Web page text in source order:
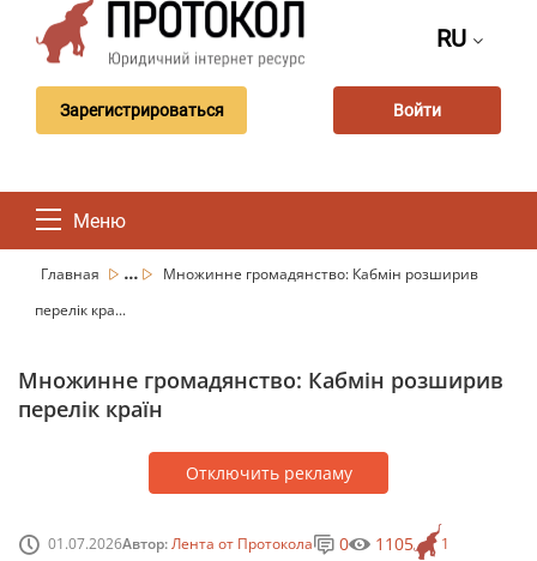
RU
Зарегистрироваться Войти
Меню
Главная ...
Множинне громадянство: Кабмін розширив
перелік кра...
Множинне громадянство: Кабмін розширив
перелік країн
Отключить рекламу
01.07.2026Автор:Лента от Протокола 1
0 1105